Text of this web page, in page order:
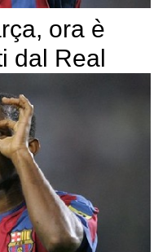
ora è
dal Real